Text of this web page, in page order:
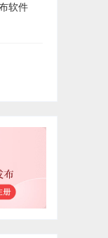
软件